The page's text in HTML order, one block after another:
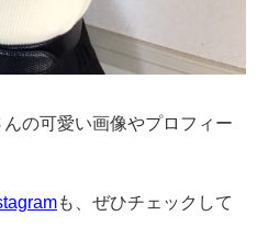
の可愛い画像やプロフィー
も、ぜひチェックして